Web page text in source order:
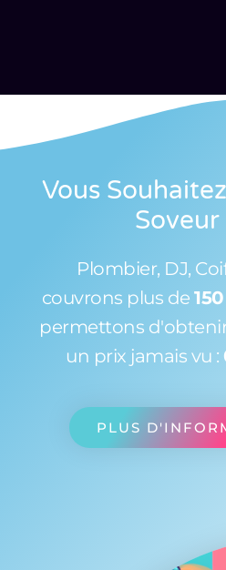
Vous
Soveur
Plombier, DJ,
couvrons plus de
permettons
un prix jamais vu :
PLUS